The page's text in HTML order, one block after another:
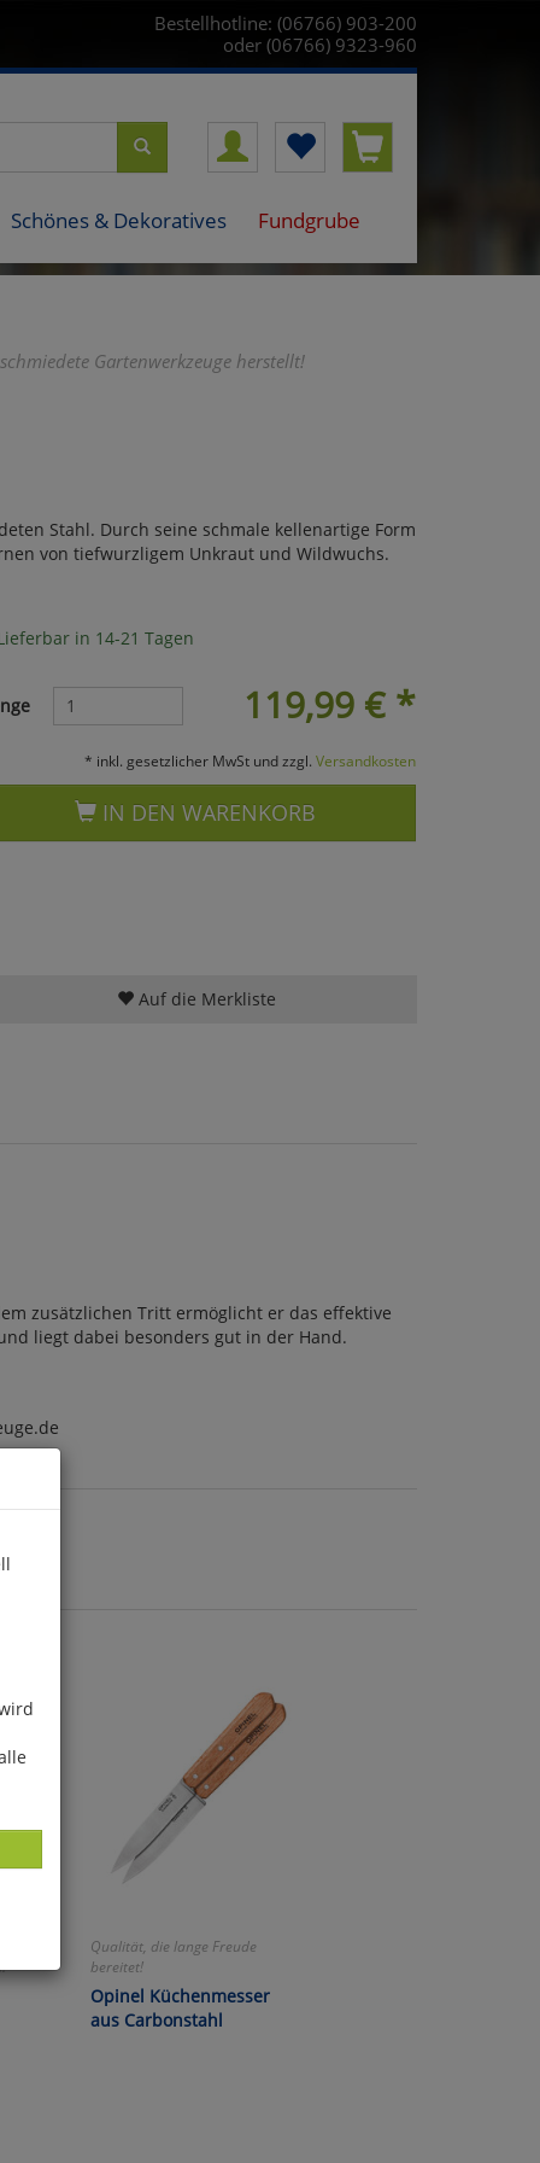
Bestellhotline: (06766) 903-200
oder (06766) 9323-960
Schönes & Dekoratives Fundgrube
Gartenwerkzeuge herstellt!
Stahl. Durch seine schmale kellenartige Form
von tiefwurzligem Unkraut und Wildwuchs.
in 14-21 Tagen
119,99 €*
* inkl. gesetzlicher MwSt und zzgl. Versandkosten
IN DEN WARENKORB
Auf die Merkliste
zusätzlichen Tritt ermöglicht er das effektive
liegt dabei besonders gut in der Hand.
Qualität, die lange Freude
bereitet!
Opinel Küchenmesser
aus Carbonstahl